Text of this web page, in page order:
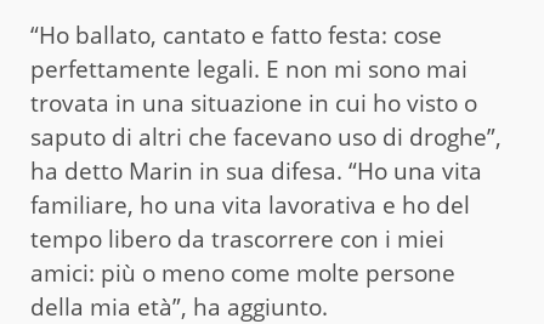
“Ho ballato, cantato e fatto festa: cose
perfettamente legali. E non mi sono mai
trovata in una situazione in cui ho visto o
saputo di altri che facevano uso di droghe”,
ha detto Marin in sua difesa. “Ho una vita
familiare, ho una vita lavorativa e ho del
tempo libero da trascorrere con i miei
amici: più o meno come molte persone
della mia età”, ha aggiunto.